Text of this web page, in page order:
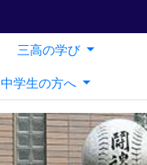
三高の学び
中学生の方へ